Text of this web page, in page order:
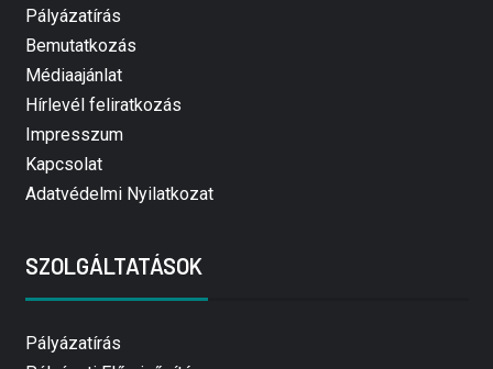
Pályázatírás
Bemutatkozás
Médiaajánlat
Hírlevél feliratkozás
Impresszum
Kapcsolat
Adatvédelmi Nyilatkozat
SZOLGÁLTATÁSOK
Pályázatírás